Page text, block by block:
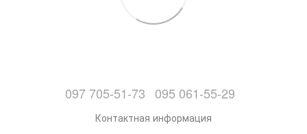
097 705-51-73 095 061-55-29
Контактная информация